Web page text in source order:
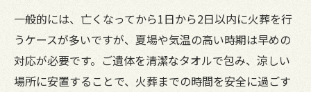
ペット葬儀で家族と後悔なしの話し合い方
家族で進めるペット葬儀の話し合いのコツ
ペット葬儀における意見の食い違い対策法
一般的には、亡くなってから1日から2日以内に火葬を行
うケースが多いですが、夏場や気温の高い時期は早めの
対応が必要です。ご遺体を清潔なタオルで包み、涼しい
場所に安置することで、火葬までの時間を安全に過ごす